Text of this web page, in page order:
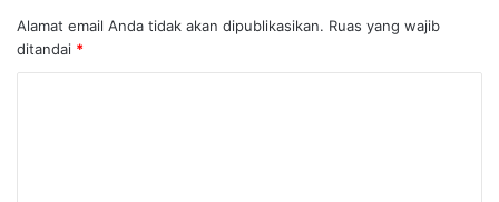
Alamat email Anda tidak akan dipublikasikan. Ruas yang wajib
ditandai *